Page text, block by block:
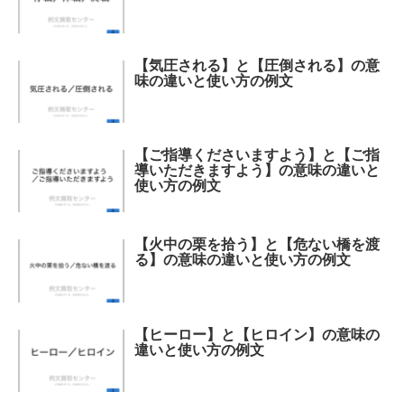
【気圧される】と【圧倒される】の意
味の違いと使い方の例文
【ご指導くださいますよう】と【ご指
導いただきますよう】の意味の違いと
使い方の例文
【火中の栗を拾う】と【危ない橋を渡
る】の意味の違いと使い方の例文
【ヒーロー】と【ヒロイン】の意味の
違いと使い方の例文